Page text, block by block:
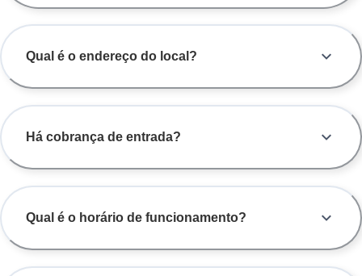
Qual é o endereço do local?
Há cobrança de entrada?
Qual é o horário de funcionamento?